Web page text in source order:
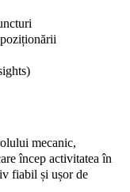
mecanic,
încep activitatea în
fiabil și ușor de